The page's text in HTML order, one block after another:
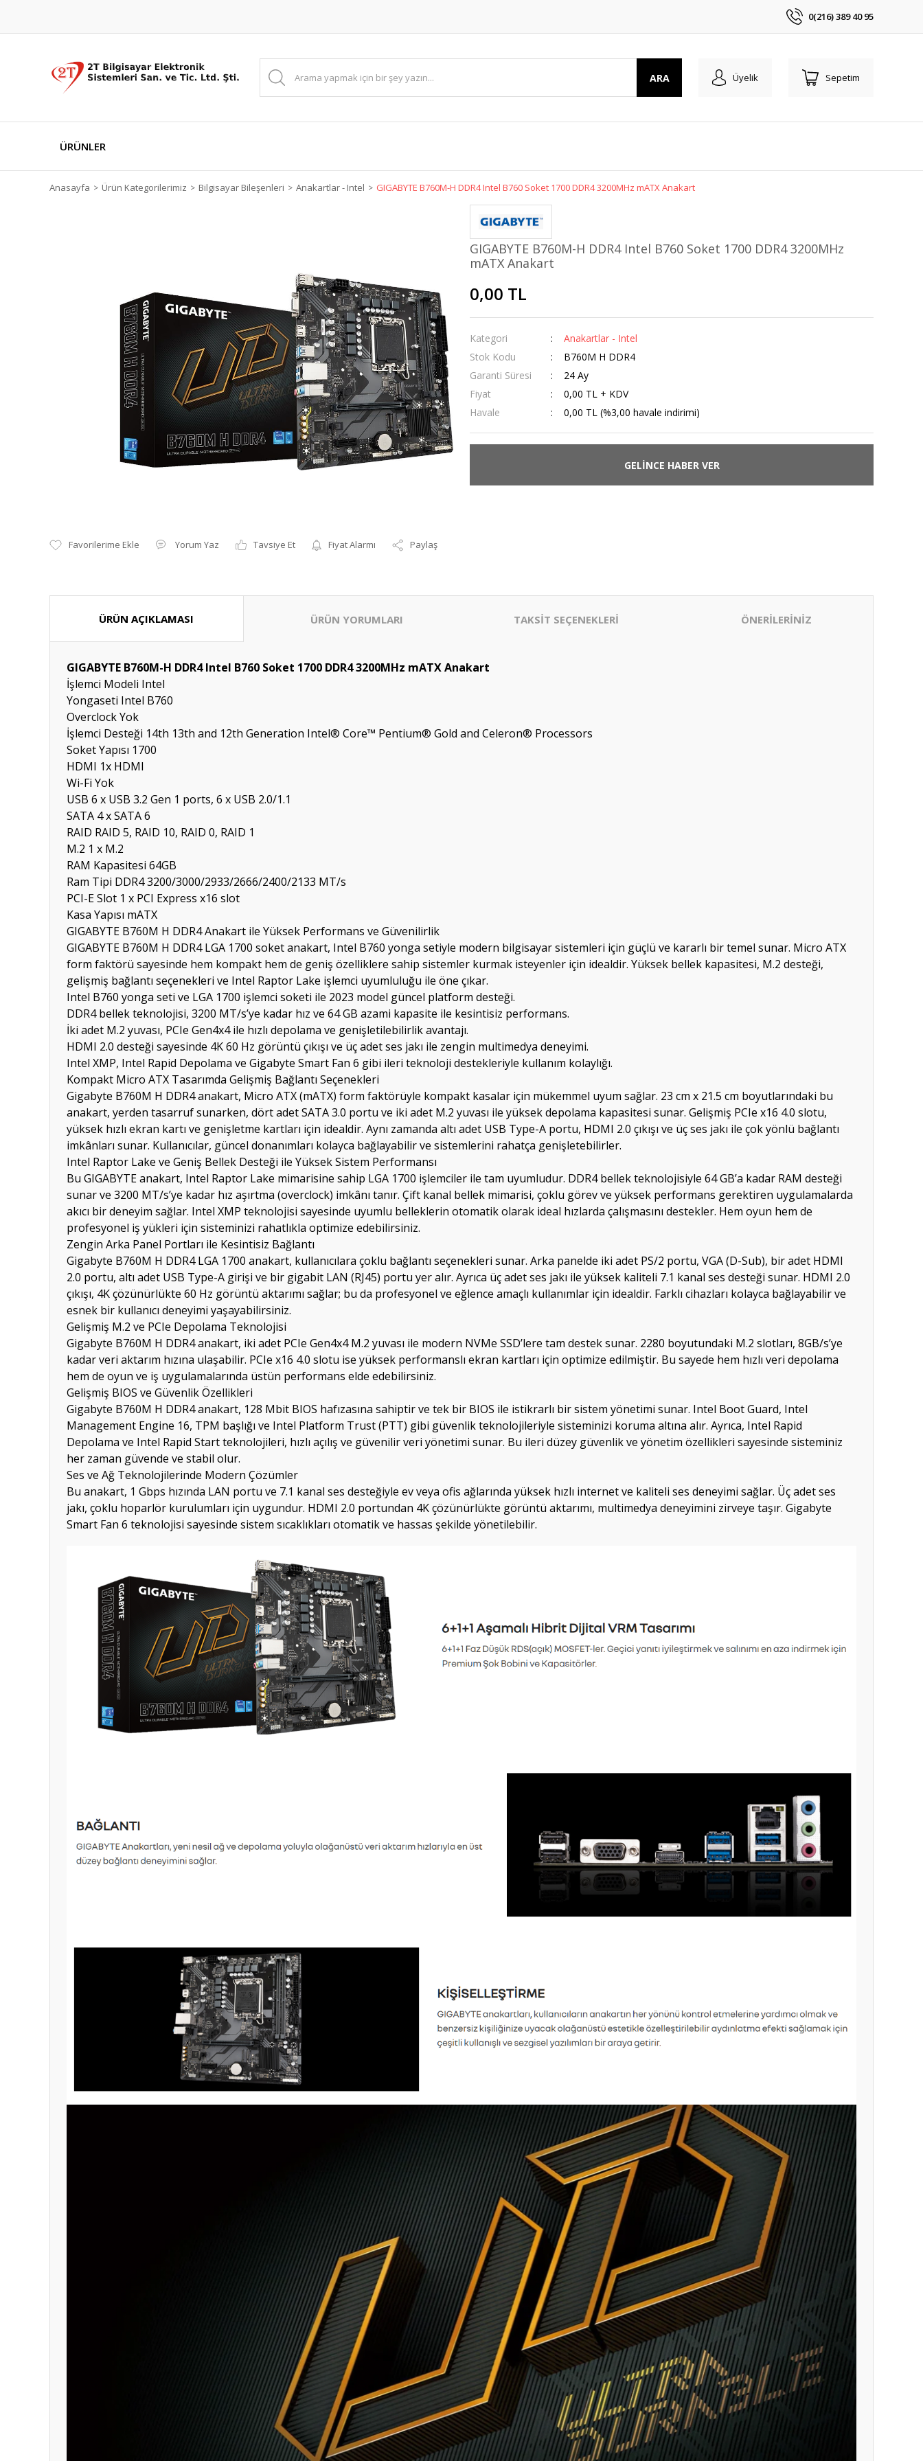
0(216) 389 40 95
ARA Üyelik Sepetim
ÜRÜNLER
Anasayfa Ürün Kategorilerimiz Bilgisayar Bileşenleri Anakartlar - Intel GIGABYTE B760M-H DDR4 Intel B760 Soket 1700 DDR4 3200MHz mATX Anakart
Yorum Yaz Tavsiye Et Fiyat Alarmı Paylaş
GIGABYTE B760M-H DDR4 Intel B760 Soket 1700 DDR4 3200MHz
mATX Anakart
0,00 TL
Kategori
Anakartlar - Intel
Stok Kodu
B760M H DDR4
Garanti Süresi
24 Ay
Fiyat
0,00 TL + KDV
Havale
0,00 TL (%3,00 havale indirimi)
GELİNCE HABER VER
ÜRÜN AÇIKLAMASI ÜRÜN YORUMLARI TAKSİT SEÇENEKLERİ ÖNERİLERİNİZ
GIGABYTE B760M-H DDR4 Intel B760 Soket 1700 DDR4 3200MHz mATX Anakart
İşlemci Modeli Intel
Yongaseti Intel B760
OverclockYok
İşlemci Desteği 14th 13th and 12th Generation Intel® Core™ Pentium® Gold and Celeron® Processors
Soket Yapısı 1700
HDMI 1x HDMI
Wi-Fi Yok
USB 6 x USB 3.2 Gen 1 ports, 6 x USB 2.0/1.1
SATA 4 x SATA 6
RAID RAID 5, RAID 10, RAID 0, RAID 1
M.2 1 x M.2
RAM Kapasitesi 64GB
Ram Tipi DDR4 3200/3000/2933/2666/2400/2133 MT/s
PCI-E Slot 1 x PCI Express x16 slot
Kasa Yapısı mATX
GIGABYTE B760M H DDR4 Anakart ile Yüksek Performans ve Güvenilirlik
GIGABYTE B760M H DDR4 LGA 1700 soket anakart, Intel B760 yonga setiyle modern bilgisayar sistemleri için güçlü ve kararlı bir temel sunar. Micro ATX
form faktörü sayesinde hem kompakt hem de geniş özelliklere sahip sistemler kurmak isteyenler için idealdir. Yüksek bellek kapasitesi, M.2 desteği,
gelişmiş bağlantı seçenekleri ve Intel Raptor Lake işlemci uyumluluğu ile öne çıkar.
Intel B760 yonga seti ve LGA 1700 işlemci soketi ile 2023 model güncel platform desteği.
DDR4 bellek teknolojisi, 3200 MT/s’ye kadar hız ve 64 GB azami kapasite ile kesintisiz performans.
İki adet M.2 yuvası, PCIe Gen4x4 ile hızlı depolama ve genişletilebilirlik avantajı.
HDMI 2.0 desteği sayesinde 4K 60 Hz görüntü çıkışı ve üç adet ses jakı ile zengin multimedya deneyimi.
Intel XMP, Intel Rapid Depolama ve Gigabyte Smart Fan 6 gibi ileri teknoloji destekleriyle kullanım kolaylığı.
Kompakt Micro ATX Tasarımda Gelişmiş Bağlantı Seçenekleri
Gigabyte B760M H DDR4 anakart, Micro ATX (mATX) form faktörüyle kompakt kasalar için mükemmel uyum sağlar. 23 cm x 21.5 cm boyutlarındaki bu
anakart, yerden tasarruf sunarken, dört adet SATA 3.0 portu ve iki adet M.2 yuvası ile yüksek depolama kapasitesi sunar. Gelişmiş PCIe x16 4.0 slotu,
yüksek hızlı ekran kartı ve genişletme kartları için idealdir. Aynı zamanda altı adet USB Type-A portu, HDMI 2.0 çıkışı ve üç ses jakı ile çok yönlü bağlantı
imkânları sunar. Kullanıcılar, güncel donanımları kolayca bağlayabilir ve sistemlerini rahatça genişletebilirler.
Intel Raptor Lake ve Geniş Bellek Desteği ile Yüksek Sistem Performansı
Bu GIGABYTE anakart, Intel Raptor Lake mimarisine sahip LGA 1700 işlemciler ile tam uyumludur. DDR4 bellek teknolojisiyle 64 GB’a kadar RAM desteği
sunar ve 3200 MT/s’ye kadar hız aşırtma (overclock) imkânı tanır. Çift kanal bellek mimarisi, çoklu görev ve yüksek performans gerektiren uygulamalarda
akıcı bir deneyim sağlar. Intel XMP teknolojisi sayesinde uyumlu belleklerin otomatik olarak ideal hızlarda çalışmasını destekler. Hem oyun hem de
profesyonel iş yükleri için sisteminizi rahatlıkla optimize edebilirsiniz.
Zengin Arka Panel Portları ile Kesintisiz Bağlantı
Gigabyte B760M H DDR4 LGA 1700 anakart, kullanıcılara çoklu bağlantı seçenekleri sunar. Arka panelde iki adet PS/2 portu, VGA (D-Sub), bir adet HDMI
2.0 portu, altı adet USB Type-A girişi ve bir gigabit LAN (RJ45) portu yer alır. Ayrıca üç adet ses jakı ile yüksek kaliteli 7.1 kanal ses desteği sunar. HDMI 2.0
çıkışı, 4K çözünürlükte 60 Hz görüntü aktarımı sağlar; bu da profesyonel ve eğlence amaçlı kullanımlar için idealdir. Farklı cihazları kolayca bağlayabilir ve
esnek bir kullanıcı deneyimi yaşayabilirsiniz.
Gelişmiş M.2 ve PCIe Depolama Teknolojisi
Gigabyte B760M H DDR4 anakart, iki adet PCIe Gen4x4 M.2 yuvası ile modern NVMe SSD’lere tam destek sunar. 2280 boyutundaki M.2 slotları, 8GB/s’ye
kadar veri aktarım hızına ulaşabilir. PCIe x16 4.0 slotu ise yüksek performanslı ekran kartları için optimize edilmiştir. Bu sayede hem hızlı veri depolama
hem de oyun ve iş uygulamalarında üstün performans elde edebilirsiniz.
Gelişmiş BIOS ve Güvenlik Özellikleri
Gigabyte B760M H DDR4 anakart, 128 Mbit BIOS hafızasına sahiptir ve tek bir BIOS ile istikrarlı bir sistem yönetimi sunar. Intel Boot Guard, Intel
Management Engine 16, TPM başlığı ve Intel Platform Trust (PTT) gibi güvenlik teknolojileriyle sisteminizi koruma altına alır. Ayrıca, Intel Rapid
Depolama ve Intel Rapid Start teknolojileri, hızlı açılış ve güvenilir veri yönetimi sunar. Bu ileri düzey güvenlik ve yönetim özellikleri sayesinde sisteminiz
her zaman güvende ve stabil olur.
Ses ve Ağ Teknolojilerinde Modern Çözümler
Bu anakart, 1 Gbps hızında LAN portu ve 7.1 kanal ses desteğiyle ev veya ofis ağlarında yüksek hızlı internet ve kaliteli ses deneyimi sağlar. Üç adet ses
jakı, çoklu hoparlör kurulumları için uygundur. HDMI 2.0 portundan 4K çözünürlükte görüntü aktarımı, multimedya deneyimini zirveye taşır. Gigabyte
Smart Fan 6 teknolojisi sayesinde sistem sıcaklıkları otomatik ve hassas şekilde yönetilebilir.